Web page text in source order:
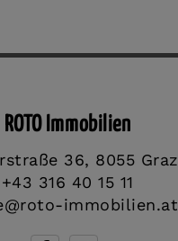
ROTO Immobilien
36, 8055 Graz
+43 316 40 15 11
immobilien.at